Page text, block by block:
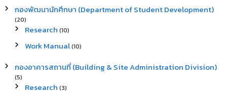
กองพัฒนานักศึกษา (Department of Student Development)
(20)
Research (10)
Work Manual(10)
กองอาคารสถานที่ (Building & Site Administration Division)
(5)
Research (3)